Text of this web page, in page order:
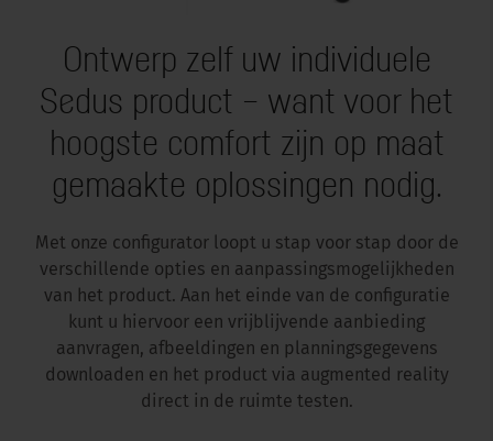
Ontwerp zelf uw individuele
Sedus product – want voor het
hoogste comfort zijn op maat
gemaakte oplossingen nodig.
Met onze configurator loopt u stap voor stap door de
verschillende opties en aanpassingsmogelijkheden
van het product. Aan het einde van de configuratie
kunt u hiervoor een vrijblijvende aanbieding
aanvragen, afbeeldingen en planningsgegevens
downloaden en het product via augmented reality
direct in de ruimte testen.